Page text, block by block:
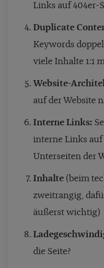
Links auf 404er-
Duplicate
Keywords
viele Inhalte 1:1
Website-
auf der Website
Interne Links:
interne Links
Unterseiten der
Inhalte (beim
zweitrangig,
äußerst wichtig)
die Seite?